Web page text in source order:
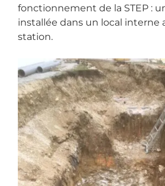
fonctionnement de la STEP :
installée dans un local interne
station.